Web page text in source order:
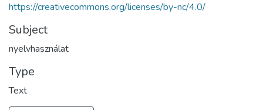
https://creativecommons.org/licenses/by-nc/4.0/
Subject
nyelvhasználat
Type
Text